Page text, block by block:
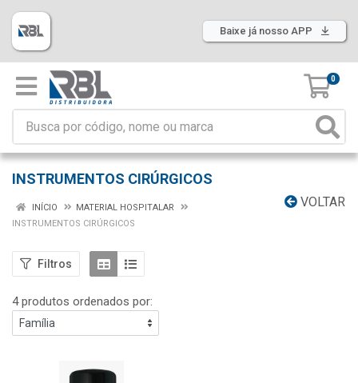
Baixe já nosso APP
0
INSTRUMENTOS CIRÚRGICOS
VOLTAR
INÍCIO
MATERIAL HOSPITALAR
INSTRUMENTOS CIRÚRGICOS
Filtros
4 produtos ordenados por: